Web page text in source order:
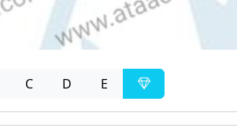
C D E